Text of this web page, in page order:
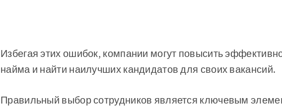
Избегая этих ошибок, компании могут повысить
найма и найти наилучших кандидатов для своих вакансий.
Правильный выбор сотрудников является ключевым